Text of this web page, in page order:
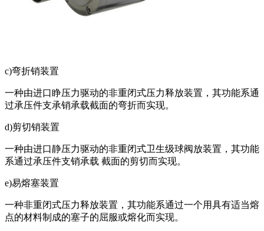
c)弯折销装置
一种由进口睁压力驱动的非重闭式压力释放装置，其功能系通
过承压件支承销承载截面的弯折而实现。
d)剪切销装置
一种由进口静压力驱动的非重闭式卫生级球阀放装置，其功能
系通过承压件支销承载 截面的剪切而实现。
e)易熔塞装置
一种非重闭式压力释放装置，其功能系通过一个用具有适当熔
点的材料制成的塞子的屈服或熔化而实现。